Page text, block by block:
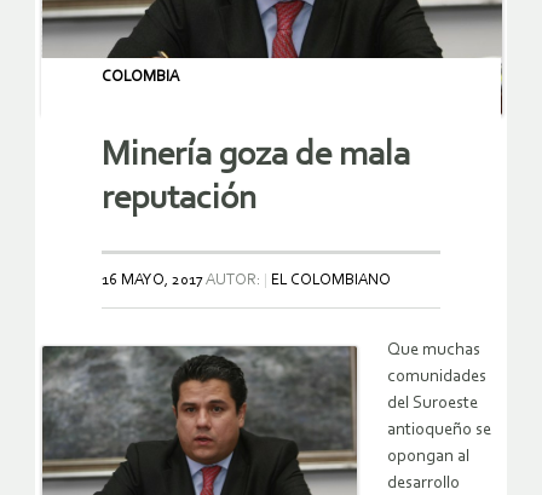
COLOMBIA
Minería goza de mala
reputación
16 MAYO, 2017AUTOR: EL COLOMBIANO
Que muchas
comunidades
del Suroeste
antioqueño se
opongan al
desarrollo